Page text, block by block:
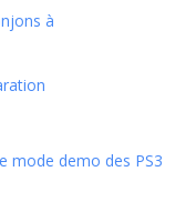
à
mode demo des PS3